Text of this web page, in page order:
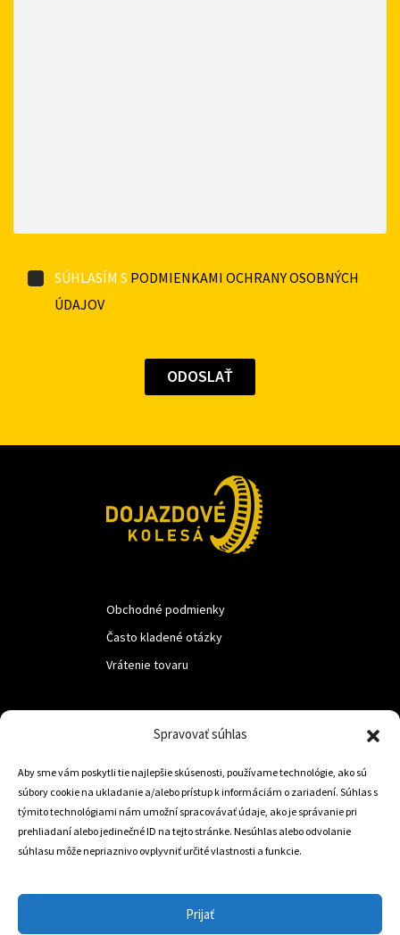
Spravovať súhlas
Aby sme vám poskytli tie najlepšie skúsenosti, používame technológie, ako sú
súbory cookie na ukladanie a/alebo prístup k informáciám o zariadení. Súhlas s
týmito technológiami nám umožní spracovávať údaje, ako je správanie pri
prehliadaní alebo jedinečné ID na tejto stránke. Nesúhlas alebo odvolanie
súhlasu môže nepriaznivo ovplyvniť určité vlastnosti a funkcie.
Prijať
SÚHLASÍM S PODMIENKAMI OCHRANY OSOBNÝCH
ÚDAJOV
Obchodné podmienky
Často kladené otázky
Vrátenie tovaru
Trstená 02801
+421 905 806 234